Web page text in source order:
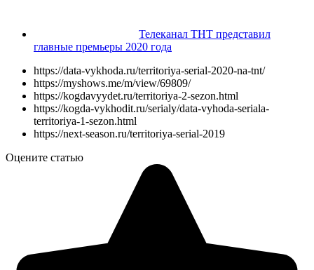
Телеканал ТНТ представил
главные премьеры 2020 года
https://data-vykhoda.ru/territoriya-serial-2020-na-tnt/
https://myshows.me/m/view/69809/
https://kogdavyydet.ru/territoriya-2-sezon.html
https://kogda-vykhodit.ru/serialy/data-vyhoda-seriala-
territoriya-1-sezon.html
https://next-season.ru/territoriya-serial-2019
Оцените статью